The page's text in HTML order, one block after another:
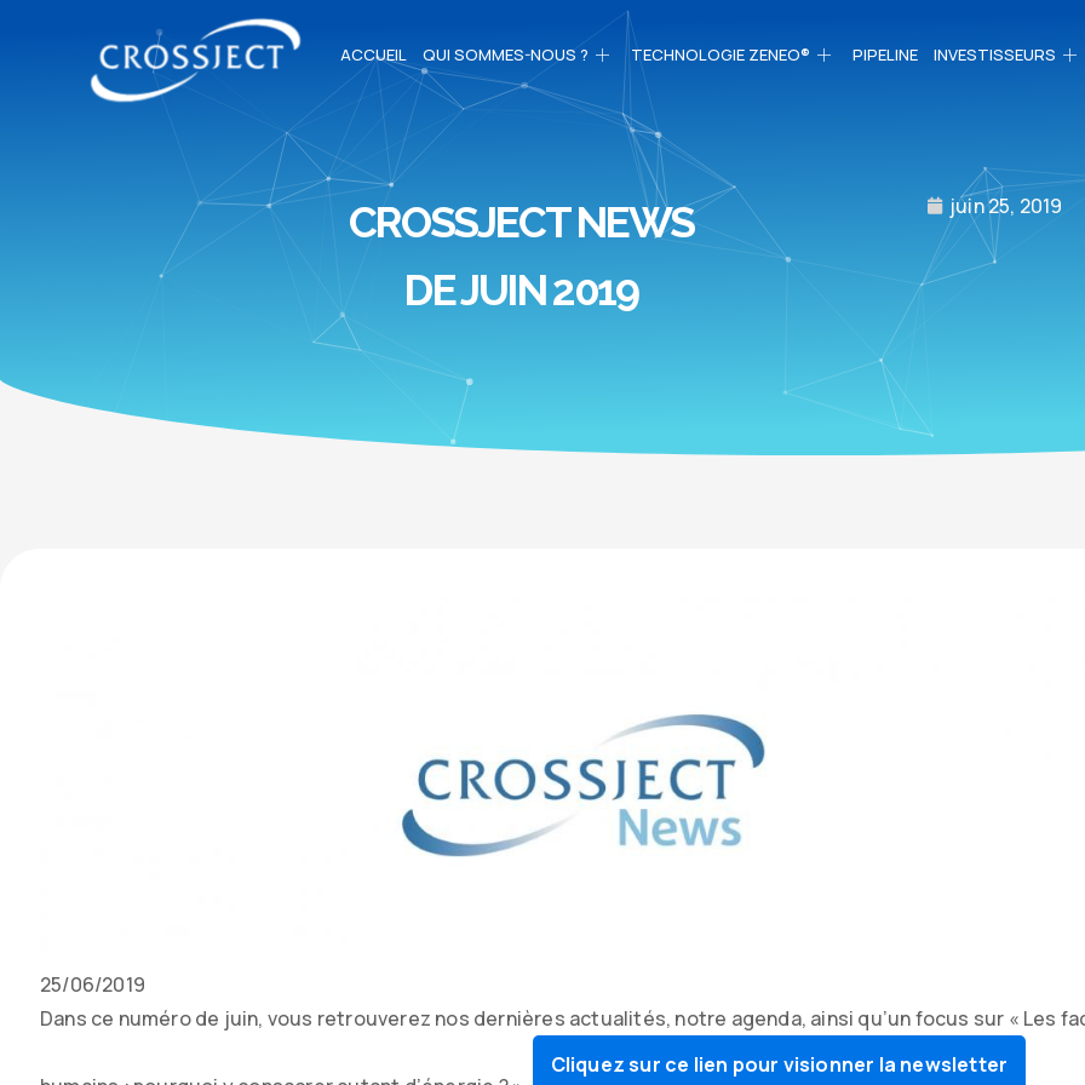
ACCUEIL QUI SOMMES-NOUS ? TECHNOLOGIE ZENEO® PIPELINE INVESTISSEURS
CROSSJECT NEWS
DE JUIN 2019
juin 25, 2019
Date
de
25/06/2019
Contenu
Dans ce numéro de juin, vous retrouverez nos dernières actualités, notre agenda, ainsi qu’un focus sur « Les
Cliquez sur ce lien pour visionner la newsletter